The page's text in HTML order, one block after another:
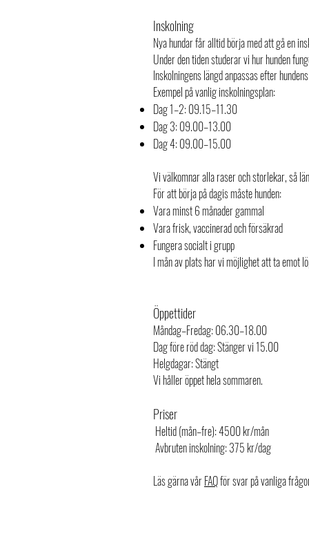
Inskolning
Nya hundar får alltid börja med att gå en
Under den tiden studerar vi hur hunden
Inskolningens längd anpassas efter
Exempel på vanlig inskolningsplan:
Dag 1–2: 09.15–11.30
Dag 3: 09.00–13.00
Dag 4: 09.00–15.00
Vi välkomnar alla raser och storlekar, så
För att börja på dagis måste hunden:
Vara minst 6 månader gammal
Vara frisk, vaccinerad och försäkrad
Fungera socialt i grupp
I mån av plats har vi möjlighet att ta emot
Öppettider
Måndag–Fredag: 06.30–18.00
Dag före röd dag: Stänger vi 15.00
Helgdagar: Stängt
Vi håller öppet hela sommaren.
Priser
Heltid (mån–fre): 4500 kr/mån
Avbruten inskolning: 375 kr/dag
Läs gärna vårFAQför svar på vanliga